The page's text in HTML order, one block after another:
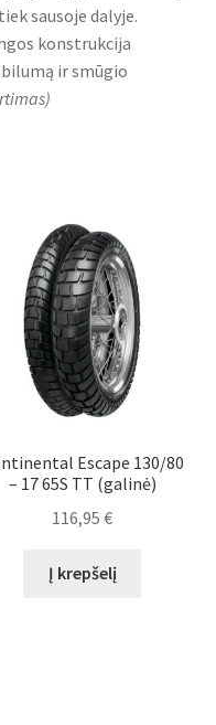
sausoje dalyje.
konstrukcija
ir smūgio
)
Escape 130/80
– 17 65S TT (galinė)
116,95€
Į krepšelį